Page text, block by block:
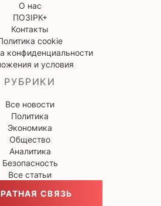
О нас
ПОЗІРК+
Контакты
cookie
конфиденциальности
и условия
РУБРИКИ
Все новости
Политика
Экономика
Общество
Аналитика
Безопасность
Все статьи
СВЯЗЬ